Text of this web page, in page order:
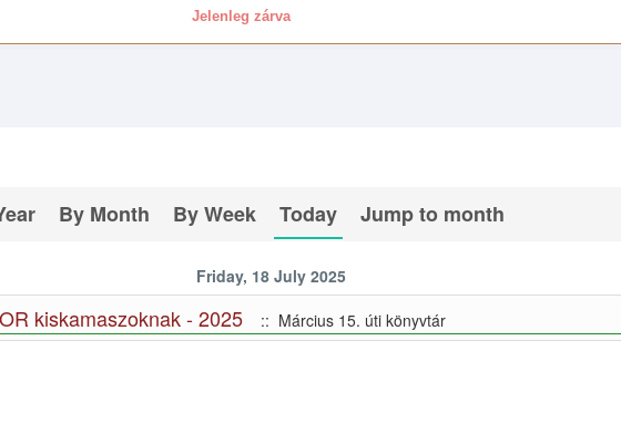
Jelenleg zárva
By Month By Week Today Jump to month
Friday, 18 July 2025
kiskamaszoknak - 2025 :: Március 15. úti könyvtár